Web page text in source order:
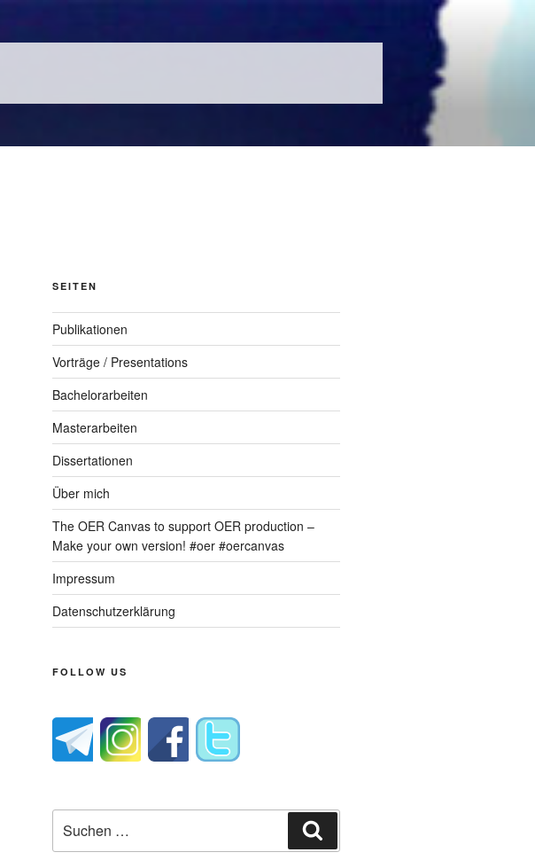
SEITEN
Publikationen
Vorträge / Presentations
Bachelorarbeiten
Masterarbeiten
Dissertationen
Über mich
The OER Canvas to support OER production –
Make your own version! #oer #oercanvas
Impressum
Datenschutzerklärung
FOLLOW US
nach: